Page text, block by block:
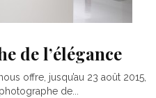
de l’élégance
offre, jusqu’au 23 août 2015,
de...